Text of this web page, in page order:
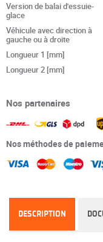
Version de balai d'essuie-
glace
Véhicule avec direction à
gauche ou à droite
Longueur 1 [mm]
Longueur 2 [mm]
Nos partenaires
Nos méthodes de
DESCRIPTION